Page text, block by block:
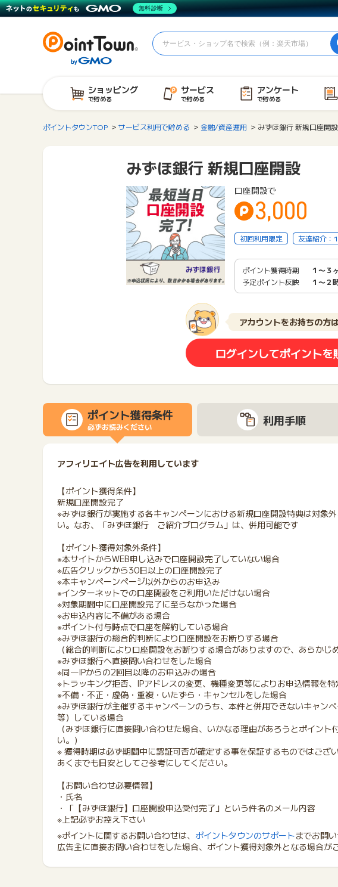
ショッピング
で貯める
サービス
で貯める
アンケート
で貯める
ポイントタウンTOP サービス利用で貯める 金融/資産運用 みずほ銀行 新規口座開設
みずほ銀行 新規口座開設
口座開設で
3,000
初回利用限定 友達紹介：
ポイント獲得時期
１〜３
予定ポイント反映
１〜２
アカウントをお持ちの方
ログインしてポイントを
ポイント獲得条件
必ずお読みください 利用手順
アフィリエイト広告を利用しています
【ポイント獲得条件】
新規口座開設完了
※みずほ銀行が実施する各キャンペーンにおける新規口座開設特典は対象
い。なお、「みずほ銀行 ご紹介プログラム」は、併用可能です
【ポイント獲得対象外条件】
※本サイトからWEB申し込みで口座開設完了していない場合
※広告クリックから30日以上の口座開設完了
※本キャンペーンページ以外からのお申込み
※インターネットでの口座開設をご利用いただけない場合
※対象期間中に口座開設完了に至らなかった場合
※お申込内容に不備がある場合
※ポイント付与時点で口座を解約している場合
※みずほ銀行の総合的判断により口座開設をお断りする場合
（総合的判断により口座開設をお断りする場合がありますので、あらかじ
※みずほ銀行へ直接問い合わせをした場合
※同一IPからの2回目以降のお申込みの場合
※トラッキング拒否、IPアドレスの変更、機種変更等によりお申込情報を
※不備・不正・虚偽・重複・いたずら・キャンセルをした場合
※みずほ銀行が主催するキャンペーンのうち、本件と併用できないキャン
等）している場合
（みずほ銀行に直接問い合わせた場合、いかなる理由があろうとポイン
い。）
※ 獲得時期は必ず期間中に認証可否が確定する事を保証するものではござい
あくまでも目安としてご参考にしてください。
【お問い合わせ必要情報】
・氏名
・「【みずほ銀行】口座開設申込受付完了」という件名のメール内容
※上記必ずお控え下さい
※ポイントに関するお問い合わせは、 ポイントタウンのサポートまでお問
広告主に直接お問い合わせをした場合、ポイント獲得対象外となる場合が
無料診断